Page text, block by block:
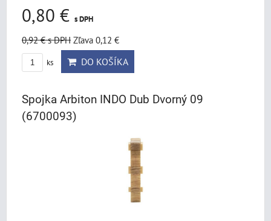
0,80 € s DPH
0,92 €s DPH Zľava 0,12 €
ks DO KOŠÍKA
Spojka Arbiton INDO Dub Dvorný 09
(6700093)